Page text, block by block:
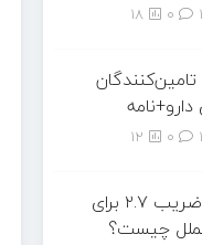
18
تامین‌کنندگان
12
ماجرای اعمال ضریب ۲.۷ برای
چیست؟